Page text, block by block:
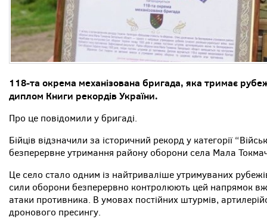
118-та окрема механізована бригада, яка тримає
диплом Книги рекордів України.
Про це повідомили у бригаді.
Бійців відзначили за історичний рекорд у категорії
безперервне утримання району оборони села Мала
Це село стало одним із найтриваліше утримуваних
сили оборони безперервно контролюють цей напрямок
атаки противника. В умовах постійних штурмів,
дронового пресингу.